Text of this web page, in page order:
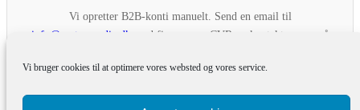
Vi bruger cookies til at optimere vores websted og vores service.
Vi opretter B2B-konti manuelt. Send en email til
info@gastronordic.dk
med firmanavn, CVR og kontaktperson, så